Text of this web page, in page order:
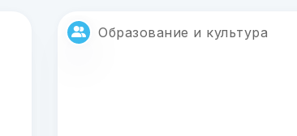
Образование и культура